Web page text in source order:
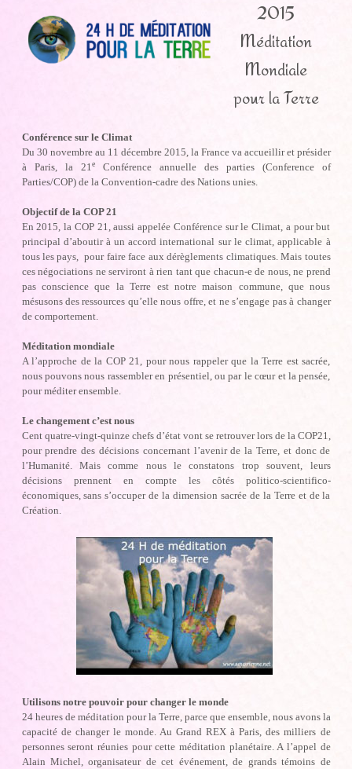
2015
Méditation
Mondiale
pour la Terre
Conférence sur le Climat
Du 30 novembre au 11 décembre 2015, la France va accueillir et présider
à Paris, la 21 eConférence annuelle des parties (Conference of
Parties/COP) de la Convention-cadre des Nations unies.
Objectif de la COP 21
En 2015, la COP 21, aussi appelée Conférence sur le Climat, a pour but
principal d’aboutir à un accord international sur le climat, applicable à
tous les pays, pour faire face aux dérèglements climatiques. Mais toutes
ces négociations ne serviront à rien tant que chacun-e de nous, ne prend
pas conscience que la Terre est notre maison commune, que nous
mésusons des ressources qu’elle nous offre, et ne s’engage pas à changer
de comportement.
Méditation mondiale
A l’approche de la COP 21, pour nous rappeler que la Terre est sacrée,
nous pouvons nous rassembler en présentiel, ou par le cœur et la pensée,
pour méditer ensemble.
Le changement c’est nous
Cent quatre-vingt-quinze chefs d’état vont se retrouver lors de la COP21,
pour prendre des décisions concernant l’avenir de la Terre, et donc de
l’Humanité. Mais comme nous le constatons trop souvent, leurs
décisions prennent en compte les côtés politico-scientifico-
économiques, sans s’occuper de la dimension sacrée de la Terre et de la
Création.
Utilisons notre pouvoir pour changer le monde
24 heures de méditation pour la Terre, parce que ensemble, nous avons la
capacité de changer le monde. Au Grand REX à Paris, des milliers de
personnes seront réunies pour cette méditation planétaire. A l’appel de
Alain Michel, organisateur de cet événement, de grands témoins de